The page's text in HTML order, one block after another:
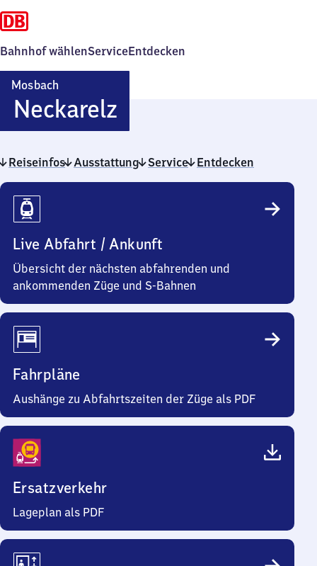
Bahnhof wählenServiceEntdecken
Mosbach
NeckarelzMosbach-
Neckarelz
Reiseinfos Ausstattung Service Entdecken
Reiseinfos
Live Abfahrt / Ankunft
Übersicht der nächsten abfahrenden und
ankommenden Züge und S-Bahnen
Fahrpläne
Aushänge zu Abfahrtszeiten der Züge als PDF
Ersatzverkehr
Lageplan als PDF